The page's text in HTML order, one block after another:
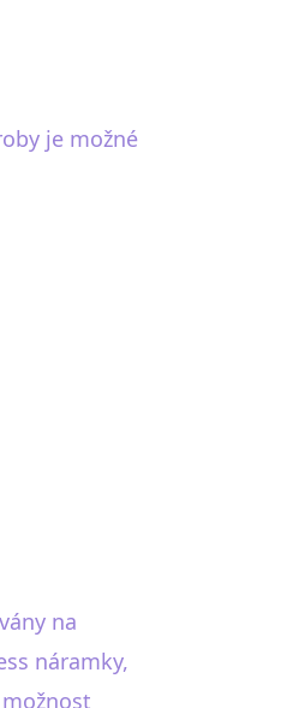
je možné
na
náramky,